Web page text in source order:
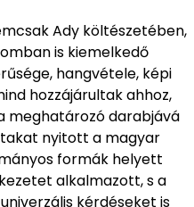
Ady költészetében,
is kiemelkedő
hangvétele, képi
hozzájárultak ahhoz,
meghatározó darabjává
nyitott a magyar
formák helyett
alkalmazott, s a
kérdéseket is